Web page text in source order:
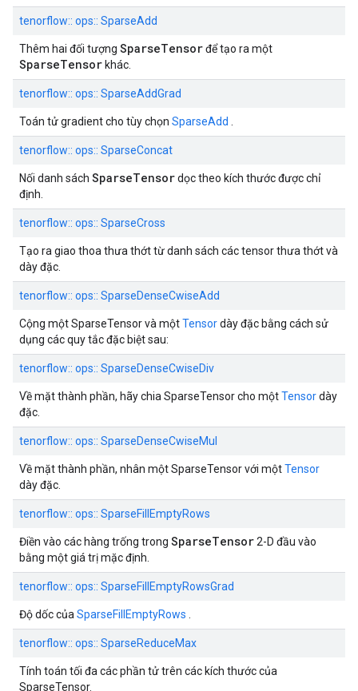
tenorflow:: ops:: SparseAdd
Thêm hai đối tượng SparseTensorđể tạo ra một
SparseTensor khác.
tenorflow:: ops:: SparseAddGrad
Toán tử gradient cho tùy chọn SparseAdd
tenorflow:: ops:: SparseConcat
Nối danh sách SparseTensordọc theo kích thước được chỉ
định.
tenorflow:: ops:: SparseCross
Tạo ra giao thoa thưa thớt từ danh sách các tensor thưa thớt và
dày đặc.
tenorflow:: ops:: SparseDenseCwiseAdd
Cộng một SparseTensor và mộtTensordày đặc bằng cách sử
dụng các quy tắc đặc biệt sau:
tenorflow:: ops:: SparseDenseCwiseDiv
Về mặt thành phần, hãy chia SparseTensor cho mộtTensordày
đặc.
tenorflow:: ops:: SparseDenseCwiseMul
Về mặt thành phần, nhân một SparseTensor với mộtTensor
dày đặc.
tenorflow:: ops:: SparseFillEmptyRows
Điền vào các hàng trống trong SparseTensor2-D đầu vào
bằng một giá trị mặc định.
tenorflow:: ops:: SparseFillEmptyRowsGrad
Độ dốc của SparseFillEmptyRows
tenorflow:: ops:: SparseReduceMax
Tính toán tối đa các phần tử trên các kích thước của
SparseTensor.